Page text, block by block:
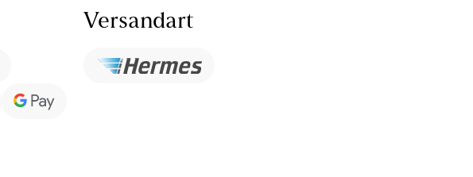
Versandart